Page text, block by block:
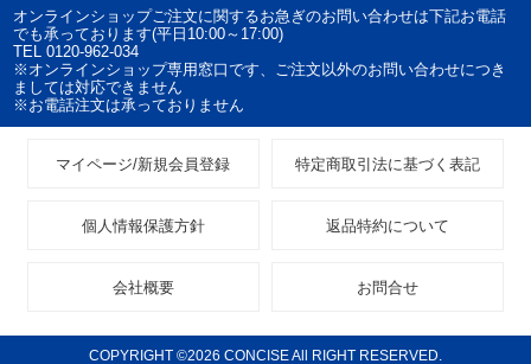
オンラインショップご注文に関するお急ぎのお問い合わせは下記お電話
でも承っております(平日10:00～17:00)
TEL 0120-962-034
※オンラインショップ専用窓口です、ご注文以外のお問い合わせにつき
ましては対応できません
※お電話注文は承っておりません
マイページ/新規会員登録 特定商取引法に基づく表記
個人情報保護方針 返品特約について
会社概要 お問合せ
COPYRIGHT ©2026 CONCISE All RIGHT RESERVED.